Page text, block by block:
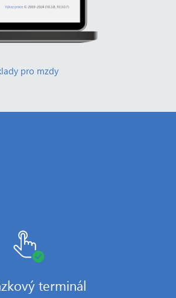
pro mzdy
terminál